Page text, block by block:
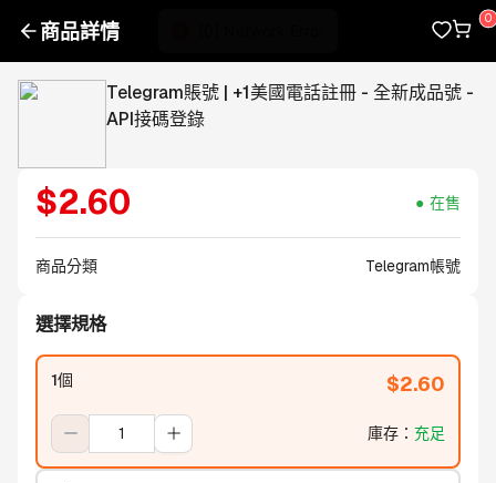
商品詳情
Telegram賬號 | +1美國電話註冊 - 全新成品號 -
API接碼登錄
$2.60 在售
商品分類 Telegram帳號
選擇規格
1個 $2.60
庫存 ： 充足